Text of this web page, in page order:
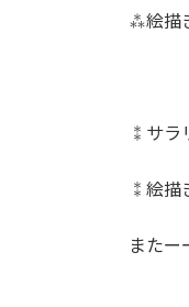
⁂絵描
⁑サラ
⁑絵描
またー